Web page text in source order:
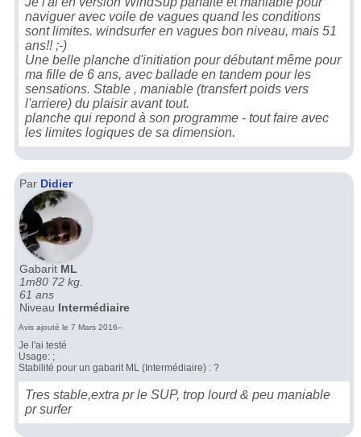
naviguer avec voile de vagues quand les conditions
sont limites. windsurfer en vagues bon niveau, mais 51
ans!! ;-)
Une belle planche d'initiation pour débutant même pour
ma fille de 6 ans, avec ballade en tandem pour les
sensations. Stable , maniable (transfert poids vers
l'arriere) du plaisir avant tout.
planche qui repond à son programme - tout faire avec
les limites logiques de sa dimension.
Par Didier
Gabarit ML
1m80 72 kg.
61 ans
Niveau Intermédiaire
Avis ajouté le 7 Mars 2016--
Je l'ai testé
Usage: ;
Stabilité pour un gabarit ML (Intermédiaire) : ?
Tres stable,extra pr le SUP, trop lourd & peu maniable
pr surfer